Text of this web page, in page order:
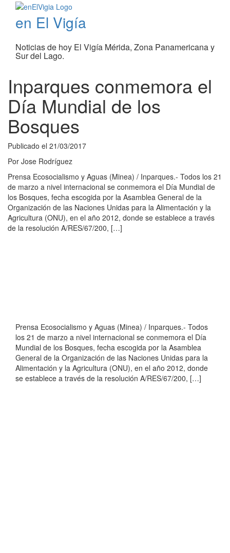
en El Vigía
Noticias de hoy El Vigía Mérida, Zona Panamericana y
Sur del Lago.
Inparques conmemora el
Día Mundial de los
Bosques
Publicado el 21/03/2017
Por Jose Rodríguez
Prensa Ecosocialismo y Aguas (Minea) / Inparques.- Todos los 21
de marzo a nivel internacional se conmemora el Día Mundial de
los Bosques, fecha escogida por la Asamblea General de la
Organización de las Naciones Unidas para la Alimentación y la
Agricultura (ONU), en el año 2012, donde se establece a través
de la resolución A/RES/67/200, […]
Prensa Ecosocialismo y Aguas (Minea) / Inparques.- Todos
los 21 de marzo a nivel internacional se conmemora el Día
Mundial de los Bosques, fecha escogida por la Asamblea
General de la Organización de las Naciones Unidas para la
Alimentación y la Agricultura (ONU), en el año 2012, donde
se establece a través de la resolución A/RES/67/200, […]